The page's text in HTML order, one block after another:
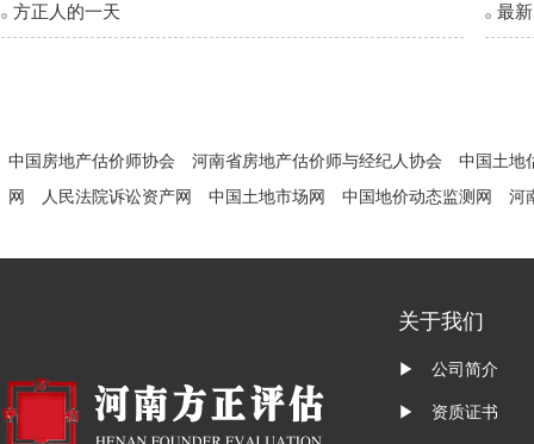
方正人的一天 最
中国房地产估价师协会 河南省房地产估价师与经纪人协会
中国土地
网
人民法院诉讼资产网 中国土地市场网 中国地价动态监测网 河
关于我们
▶ 公司简介
▶ 资质证书